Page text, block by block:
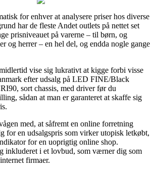
for enhver at analysere priser hos diverse
har de fleste Andet outlets på nettet set
prisniveauet på varerne – til børn, og
og herrer – en hel del, og endda nogle gange
vise sig lukrativt at kigge forbi visse
efter udsalg på LED FINE/Black
sort chassis, med driver før du
sådan at man er garanteret at skaffe sig
med, at såfremt en online forretning
for en udsalgspris som virker utopisk letkøbt,
for en uoprigtig online shop.
inkluderet i et lovbud, som værner dig som
firmaer.